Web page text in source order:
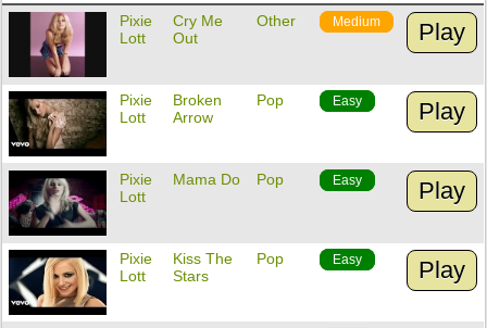
Pixie
Lott
Cry Me
Out
Other Medium Play
Pixie
Lott
Broken
Arrow
Pop Easy Play
Pixie
Lott
Mama Do Pop Easy Play
Pixie
Lott
Kiss The
Stars
Pop Easy Play